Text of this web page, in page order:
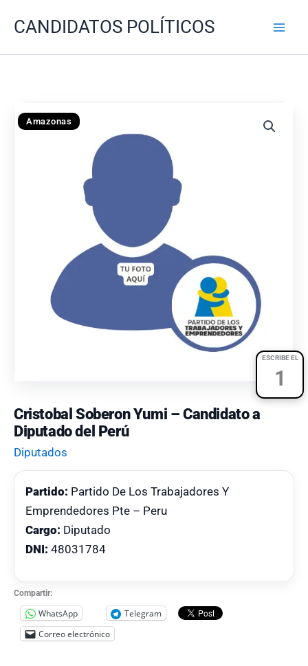
CANDIDATOS POLÍTICOS
ESCRIBE EL
1
Amazonas
Cristobal Soberon Yumi – Candidato a
Diputado del Perú
Diputados
Partido: Partido De Los Trabajadores Y
Emprendedores Pte – Peru
Cargo: Diputado
DNI: 48031784
Compartir:
WhatsApp
Telegram
Correo electrónico